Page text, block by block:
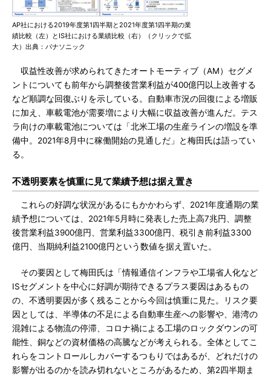
AP社における2019年度第1四半期と2021年度第1四半期の業
績比較（左）とIS社における業績比較（右）（クリックで拡
大）出典：パナソニック
収益性改善が求められてきたオートモーティブ（AM）セグメ
ントについても前年から調整後営業利益が400億円以上改善する
など順調な回復ぶりを示している。自動車市況の回復による増販
に加え、車載電池が需要増により大幅に収益改善が進んだ。テス
ラ向けの車載電池については「北米工場の生産ラインの増設を準
備中。2021年8月中に稼働開始の見通しだ」と梅田氏は語ってい
る。
不透明要素を慎重に見て業績予想は据え置き
これらの好調な状況があるにもかかわらず、2021年度通期の業
績予想については、2021年5月時に発表した売上高7兆円、調整
後営業利益3900億円、営業利益3300億円、税引き前利益3300
億円、当期純利益2100億円という数値を据え置いた。
その要因として梅田氏は「情報通信インフラや工場省人化など
ISセグメントを中心に好調が期待できるプラス要因はあるもの
の、不透明要因が多く残ることから今回は慎重に見た。リスク要
因としては、半導体の不足による自動車生産への影響や、港湾の
混雑による物流の停滞、コロナ禍による工場のロックダウンの可
能性、銅などの資材価格の高騰などが考えられる。全体としてこ
れらをコントロールしカバーするつもりではあるが、どれだけの
影響が出るのかを読み切れないところがあるため、第2四半期ま